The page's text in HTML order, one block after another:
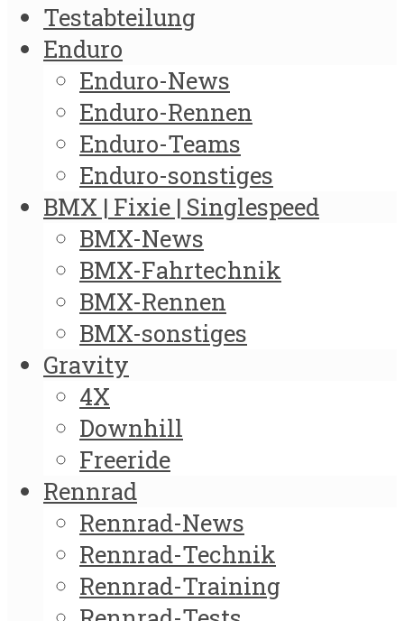
Testabteilung
Enduro
Enduro-News
Enduro-Rennen
Enduro-Teams
Enduro-sonstiges
BMX | Fixie | Singlespeed
BMX-News
BMX-Fahrtechnik
BMX-Rennen
BMX-sonstiges
Gravity
4X
Downhill
Freeride
Rennrad
Rennrad-News
Rennrad-Technik
Rennrad-Training